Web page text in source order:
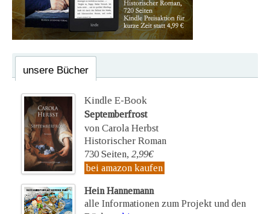
unsere Bücher
Kindle E-Book
Septemberfrost
von Carola Herbst
Historischer Roman
730 Seiten, 2,99€
bei amazon kaufen
Hein Hannemann
alle Informationen zum Projekt und den